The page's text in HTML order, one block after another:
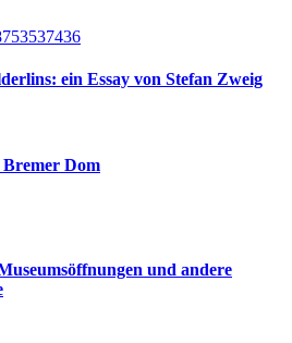
ein Essay von Stefan Zweig
Bremer Dom
und andere